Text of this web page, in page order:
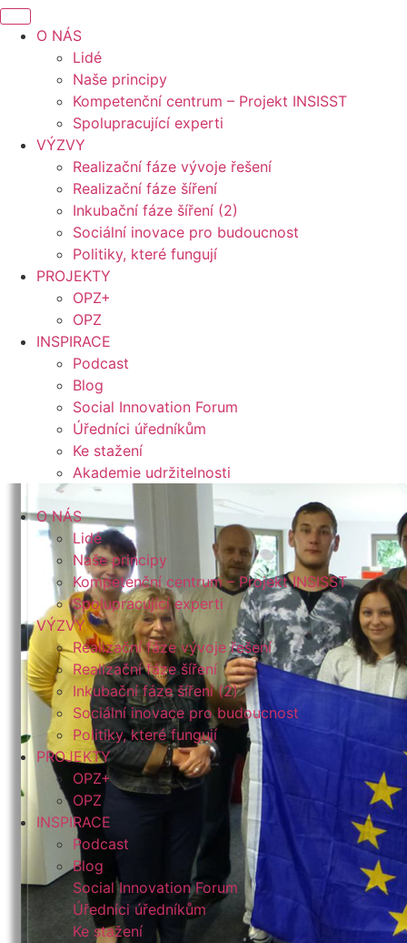
O NÁS
Lidé
Naše principy
Kompetenční centrum – Projekt INSISST
Spolupracující experti
VÝZVY
Realizační fáze vývoje řešení
Realizační fáze šíření
Inkubační fáze šíření (2)
Sociální inovace pro budoucnost
Politiky, které fungují
PROJEKTY
OPZ+
OPZ
INSPIRACE
Podcast
Blog
Social Innovation Forum
Úředníci úředníkům
Ke stažení
Akademie udržitelnosti
O NÁS
Lidé
Naše principy
Kompetenční centrum – Projekt INSISST
Spolupracující experti
VÝZVY
Realizační fáze vývoje řešení
Realizační fáze šíření
Inkubační fáze šíření (2)
Sociální inovace pro budoucnost
Politiky, které fungují
PROJEKTY
OPZ+
OPZ
INSPIRACE
Podcast
Blog
Social Innovation Forum
Úředníci úředníkům
Ke stažení